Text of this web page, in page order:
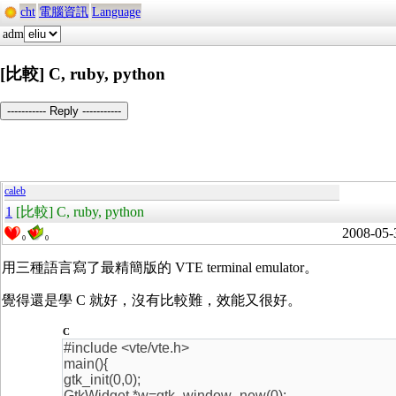
cht 電腦資訊 Language
adm
[比較] C, ruby, python
----------- Reply -----------
caleb
1 [比較] C, ruby, python
0 0 2008-05-
用三種語言寫了最精簡版的 VTE terminal emulator。
覺得還是學 C 就好，沒有比較難，效能又很好。
C
#include <vte/vte.h>
main(){
gtk_init(0,0);